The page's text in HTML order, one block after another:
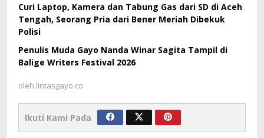
Curi Laptop, Kamera dan Tabung Gas dari SD di Aceh
Tengah, Seorang Pria dari Bener Meriah Dibekuk
Polisi
Penulis Muda Gayo Nanda Winar Sagita Tampil di
Balige Writers Festival 2026
oleh lintasgayo.co
Ikuti Kami Pada